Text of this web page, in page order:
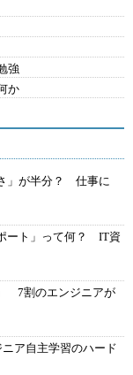
強
か
」が半分？ 仕事に
ート」って何？ IT資
7割のエンジニアが
ア自主学習のハード